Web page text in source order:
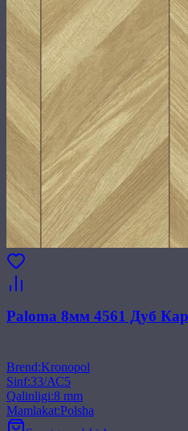
Paloma 8мм 4561 Дуб
Brend:Kronopol
Sinf:33/АС5
Qalinligi:8 mm
Mamlakat:Polsha